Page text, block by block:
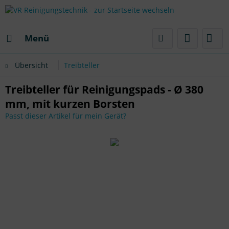
Menü
Übersicht Treibteller
Treibteller für Reinigungspads - Ø 380
mm, mit kurzen Borsten
Passt dieser Artikel für mein Gerät?